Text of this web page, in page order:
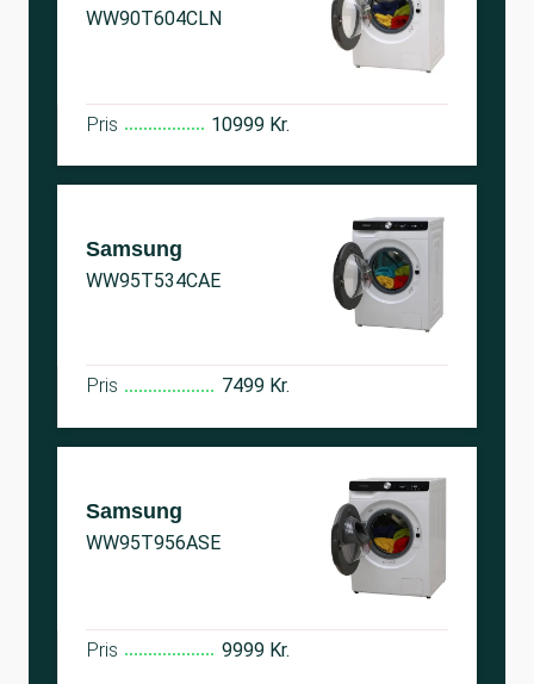
WW90T604CLN
Pris 10999 Kr.
Samsung
WW95T534CAE
Pris 7499 Kr.
Samsung
WW95T956ASE
Pris 9999 Kr.